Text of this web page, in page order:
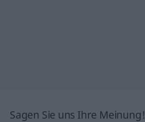
Sagen Sie uns Ihre Meinung!